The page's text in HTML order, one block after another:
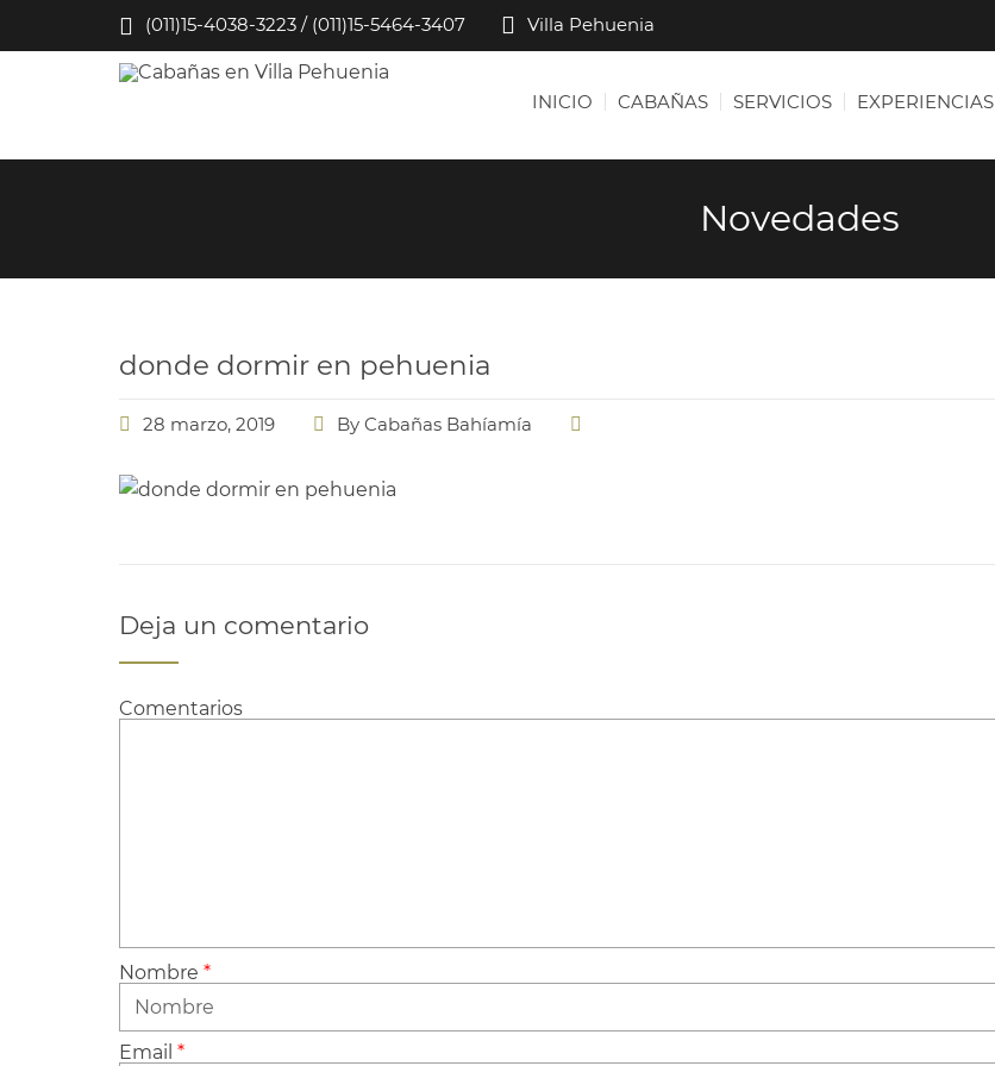
(011)15-4038-3223 / (011)15-5464-3407 Villa Pehuenia
INICIO CABAÑAS SERVICIOS EXPERIENCIAS
Novedades
donde dormir en pehuenia
28 marzo, 2019 By Cabañas Bahíamía
Deja un comentario
Comentarios
Nombre *
Email *